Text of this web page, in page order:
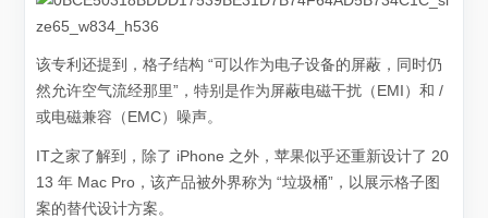
该专利还提到，格子结构 “可以作为电子设备的屏蔽，同时仍
然允许空气流经那里”，特别是作为屏蔽电磁干扰（EMI）和 /
或电磁兼容（EMC）噪声。
IT之家了解到，除了 iPhone 之外，苹果似乎还重新设计了 20
13 年 Mac Pro，该产品被外界称为 “垃圾桶”，以展示格子图
案的替代设计方案。